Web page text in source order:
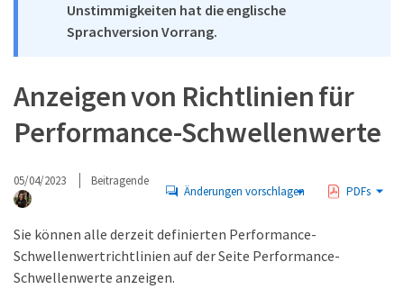
Unstimmigkeiten hat die englische
Sprachversion Vorrang.
Anzeigen von Richtlinien für
Performance-Schwellenwerte
05/04/2023 Beitragende
Änderungen vorschlagen PDFs
Sie können alle derzeit definierten Performance-
Schwellenwertrichtlinien auf der Seite Performance-
Schwellenwerte anzeigen.